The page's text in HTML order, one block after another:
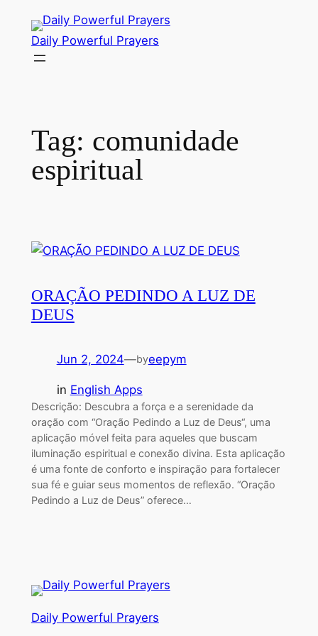
content
Daily Powerful Prayers
Tag: comunidade
espiritual
ORAÇÃO PEDINDO A LUZ DE
DEUS
Jun 2, 2024—byeepym
in English Apps
Descrição: Descubra a força e a serenidade da
oração com “Oração Pedindo a Luz de Deus“, uma
aplicação móvel feita para aqueles que buscam
iluminação espiritual e conexão divina. Esta aplicação
é uma fonte de conforto e inspiração para fortalecer
sua fé e guiar seus momentos de reflexão. “Oração
Pedindo a Luz de Deus” oferece…
Daily Powerful Prayers